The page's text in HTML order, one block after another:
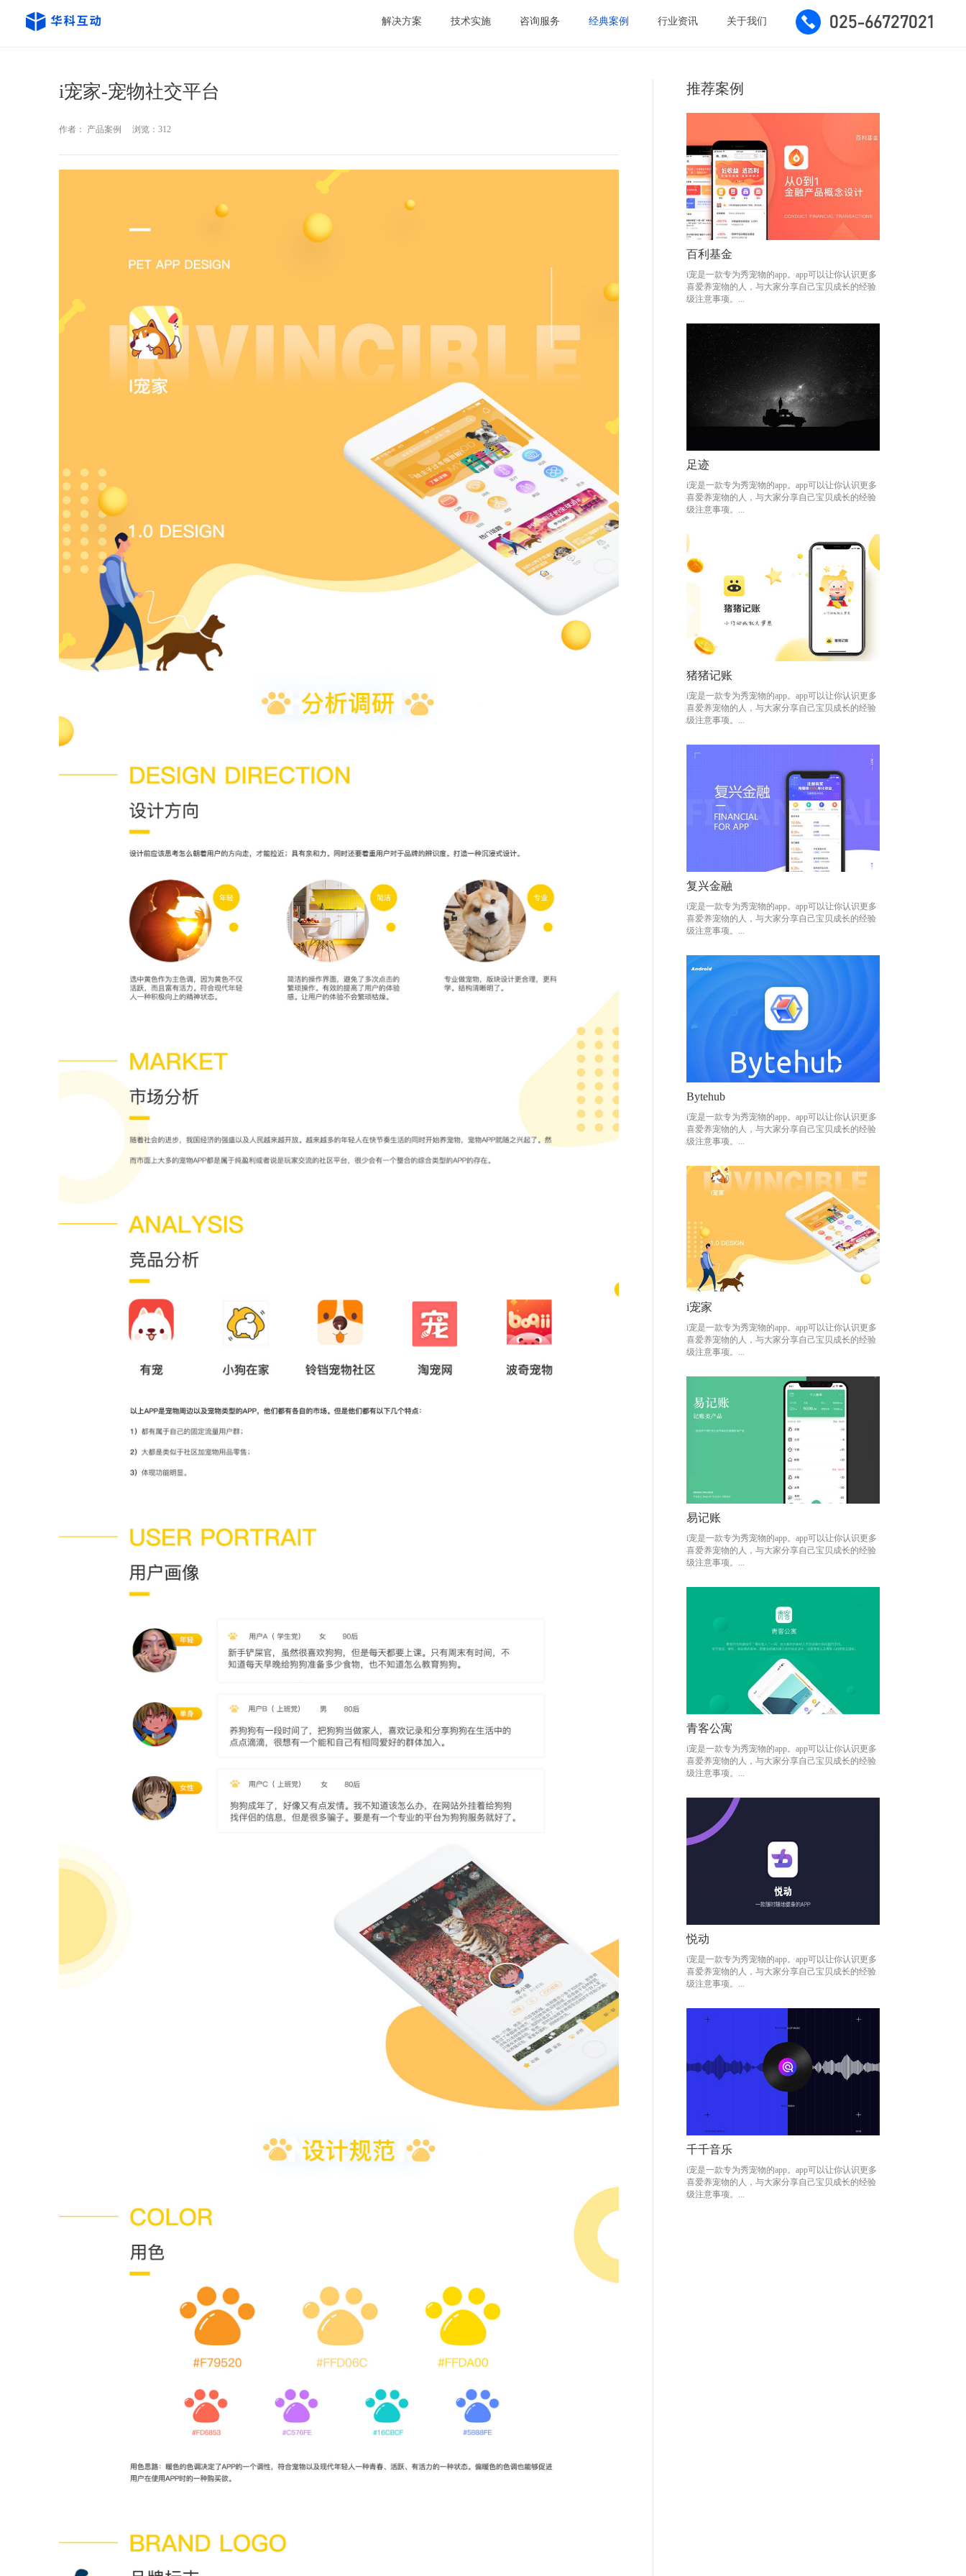
解决方案 技术实施 咨询服务 经典案例 行业资讯 关于我们 025-66727021
i宠家-宠物社交平台
作者： 产品案例 浏览：312
百利基金
i宠是一款专为秀宠物的app。app可以让你认识更多
喜爱养宠物的人，与大家分享自己宝贝成长的经验
级注意事项。...
足迹
i宠是一款专为秀宠物的app。app可以让你认识更多
喜爱养宠物的人，与大家分享自己宝贝成长的经验
级注意事项。...
猪猪记账
i宠是一款专为秀宠物的app。app可以让你认识更多
喜爱养宠物的人，与大家分享自己宝贝成长的经验
级注意事项。...
复兴金融
i宠是一款专为秀宠物的app。app可以让你认识更多
喜爱养宠物的人，与大家分享自己宝贝成长的经验
级注意事项。...
Bytehub
i宠是一款专为秀宠物的app。app可以让你认识更多
喜爱养宠物的人，与大家分享自己宝贝成长的经验
级注意事项。...
i宠家
i宠是一款专为秀宠物的app。app可以让你认识更多
喜爱养宠物的人，与大家分享自己宝贝成长的经验
级注意事项。...
易记账
i宠是一款专为秀宠物的app。app可以让你认识更多
喜爱养宠物的人，与大家分享自己宝贝成长的经验
级注意事项。...
青客公寓
i宠是一款专为秀宠物的app。app可以让你认识更多
喜爱养宠物的人，与大家分享自己宝贝成长的经验
级注意事项。...
悦动
i宠是一款专为秀宠物的app。app可以让你认识更多
喜爱养宠物的人，与大家分享自己宝贝成长的经验
级注意事项。...
千千音乐
i宠是一款专为秀宠物的app。app可以让你认识更多
喜爱养宠物的人，与大家分享自己宝贝成长的经验
级注意事项。...
推荐案例
百利基金
i宠是一款专为秀宠物的app。app可以让你认识更多
喜爱养宠物的人，与大家分享自己宝贝成长的经验
级注意事项。...
足迹
i宠是一款专为秀宠物的app。app可以让你认识更多
喜爱养宠物的人，与大家分享自己宝贝成长的经验
级注意事项。...
猪猪记账
i宠是一款专为秀宠物的app。app可以让你认识更多
喜爱养宠物的人，与大家分享自己宝贝成长的经验
级注意事项。...
复兴金融
i宠是一款专为秀宠物的app。app可以让你认识更多
喜爱养宠物的人，与大家分享自己宝贝成长的经验
级注意事项。...
Bytehub
i宠是一款专为秀宠物的app。app可以让你认识更多
喜爱养宠物的人，与大家分享自己宝贝成长的经验
级注意事项。...
i宠家
i宠是一款专为秀宠物的app。app可以让你认识更多
喜爱养宠物的人，与大家分享自己宝贝成长的经验
级注意事项。...
易记账
i宠是一款专为秀宠物的app。app可以让你认识更多
喜爱养宠物的人，与大家分享自己宝贝成长的经验
级注意事项。...
青客公寓
i宠是一款专为秀宠物的app。app可以让你认识更多
喜爱养宠物的人，与大家分享自己宝贝成长的经验
级注意事项。...
悦动
i宠是一款专为秀宠物的app。app可以让你认识更多
喜爱养宠物的人，与大家分享自己宝贝成长的经验
级注意事项。...
千千音乐
i宠是一款专为秀宠物的app。app可以让你认识更多
喜爱养宠物的人，与大家分享自己宝贝成长的经验
级注意事项。...